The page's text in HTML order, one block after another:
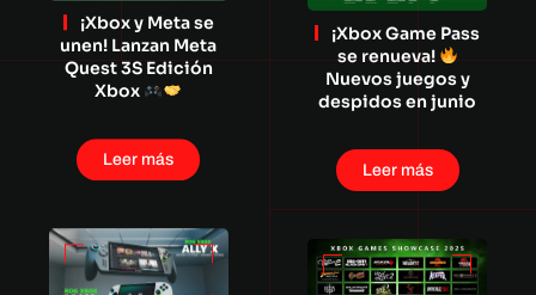
¡Xbox y Meta se
unen! Lanzan Meta
Quest 3S Edición
Xbox
Leer más
¡Xbox Game Pass
se renueva!
Nuevos juegos y
despidos en junio
Leer más